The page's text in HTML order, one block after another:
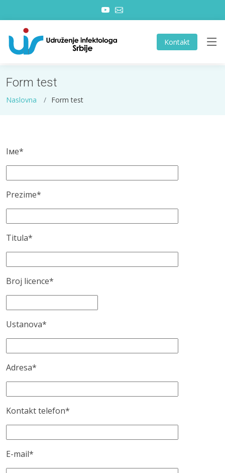
Kontakt
Form test
Naslovna Form test
Iме*
Prezime*
Titula*
Broj licence*
Ustanova*
Adresa*
Kontakt telefon*
E-mail*